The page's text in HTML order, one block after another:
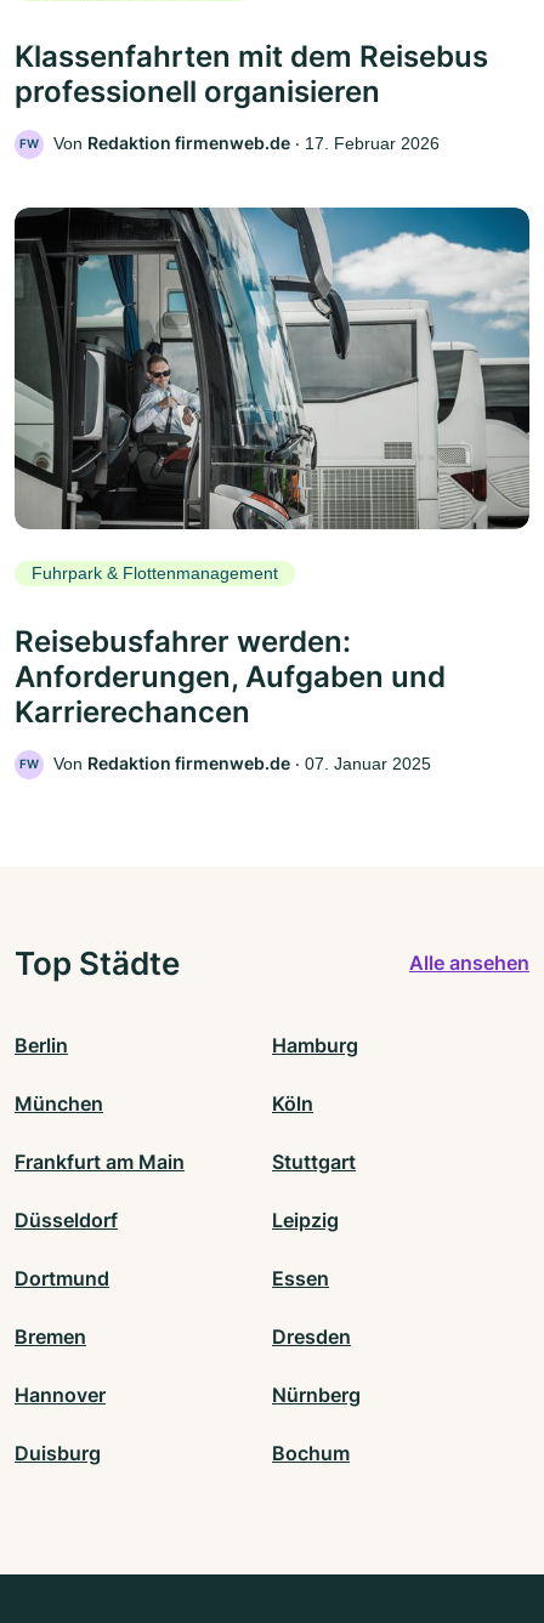
Klassenfahrten mit dem Reisebus
professionell organisieren
FW Von Redaktion firmenweb.de ‧ 17. Februar 2026
Fuhrpark & Flottenmanagement
Reisebusfahrer werden:
Anforderungen, Aufgaben und
Karrierechancen
FW Von Redaktion firmenweb.de ‧ 07. Januar 2025
Top Städte Alle ansehen
Berlin Hamburg
München Köln
Frankfurt am Main Stuttgart
Düsseldorf Leipzig
Dortmund Essen
Bremen Dresden
Hannover Nürnberg
Duisburg Bochum